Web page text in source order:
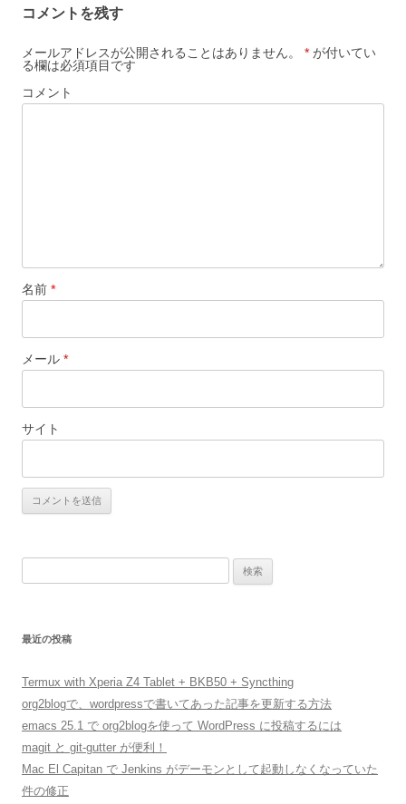
ー
シ
ョ
ン
コメントを残す
メールアドレスが公開されることはありません。 * が付いてい
る欄は必須項目です
コメント
名前 *
メール *
サイト
最近の投稿
Termux with Xperia Z4 Tablet + BKB50 + Syncthing
org2blogで、wordpressで書いてあった記事を更新する方法
emacs 25.1 で org2blogを使って WordPress に投稿するには
magit と git-gutter が便利！
Mac El Capitan で Jenkins がデーモンとして起動しなくなっていた
件の修正